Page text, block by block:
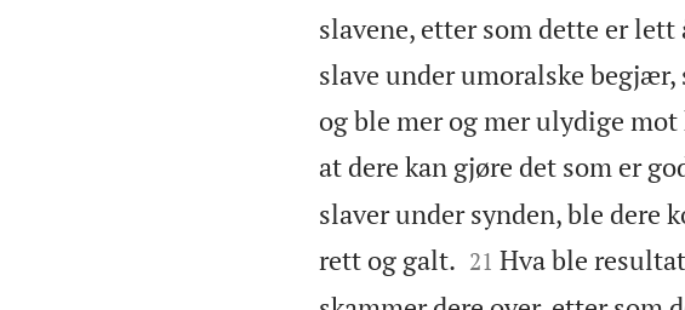
slavene, etter som dette er
slave under umoralske
og ble mer og mer ulydige
at dere kan gjøre det som er
slaver under synden, ble
rett og galt.
21 Hva ble